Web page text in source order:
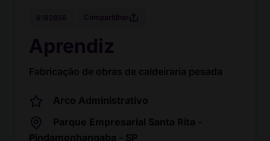
Aprendiz
Fabricação de obras de caldeiraria pesada
Arco Administrativo
Parque Empresarial Santa Rita -
Pindamonhangaba - SP